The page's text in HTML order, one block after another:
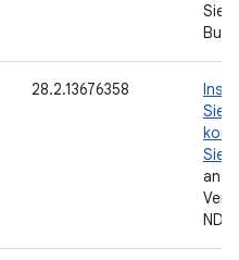
Sie
28.2.13676358
Sie
Sie
NDK.